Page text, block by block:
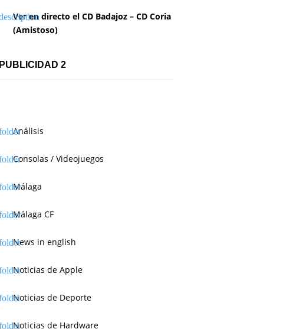
Ver en directo el CD Badajoz – CD Coria
(Amistoso)
PUBLICIDAD 2
Análisis
Consolas / Videojuegos
Málaga
Málaga CF
News in english
Noticias de Apple
Noticias de Deporte
Noticias de Hardware